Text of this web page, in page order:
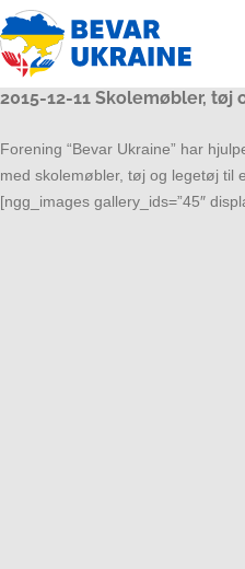
2015-12-11 Skolemøbler,
Forening “Bevar Ukraine” har
med skolemøbler, tøj og legetøj til
[ngg_images gallery_ids=”45″